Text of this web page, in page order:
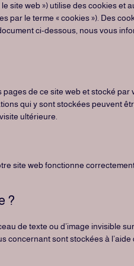
le site web ») utilise des cookies et
par le terme « cookies »). Des
ci-dessous, nous vous
de ce site web et stocké
qui y sont stockées peuvent
ultérieure.
site web fonctionne
?
de texte ou d’image invisible
concernant sont stockées à l’aide